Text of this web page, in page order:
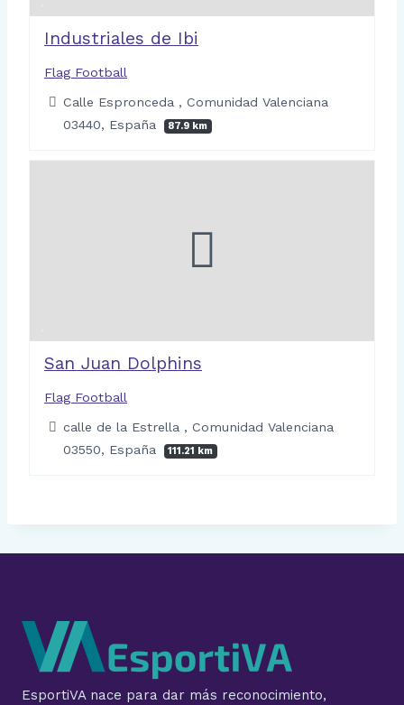
Industriales de Ibi
Flag Football
Calle Espronceda , Comunidad Valenciana
03440, España
87.9 km
San Juan Dolphins
Flag Football
calle de la Estrella , Comunidad Valenciana
03550, España
111.21 km
EsportiVA nace para dar más reconocimiento,